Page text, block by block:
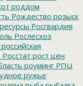
роддом
Рождество розыск
Росгвардия
Рослесхоз
российская
Росстат рост цен
роуминг РПЦ
ружье